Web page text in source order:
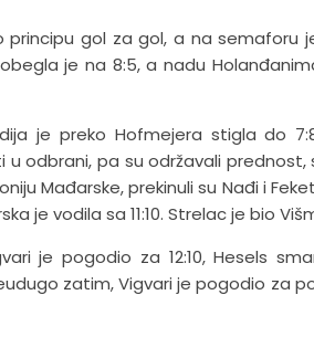
gol za gol, a na semaforu
je na 8:5, a nadu
je preko Hofmejera stigla do
u odbrani, pa su održavali
Mađarske, prekinuli su Nađi i
je vodila sa 11:10. Strelac je bio
je pogodio za 12:10, Hesels
zatim, Vigvari je pogodio za